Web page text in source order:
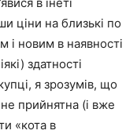
ціни на близькі по
і новим в наявності
здатності
я зрозумів, що
прийнятна (і вже
«кота в